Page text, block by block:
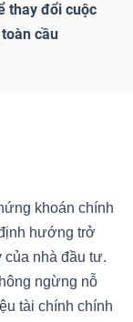
thay đổi cuộc
cầu
khoán chính
hướng trở
nhà đầu tư.
ngừng nỗ
tài chính chính